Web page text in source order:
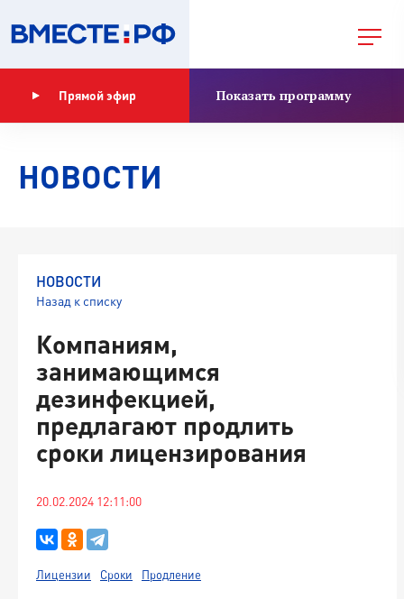
Прямой эфир Показать программу
НОВОСТИ
НОВОСТИ
Назад к списку
Компаниям,
занимающимся
дезинфекцией,
предлагают продлить
сроки лицензирования
20.02.2024 12:11:00
Лицензии Сроки Продление